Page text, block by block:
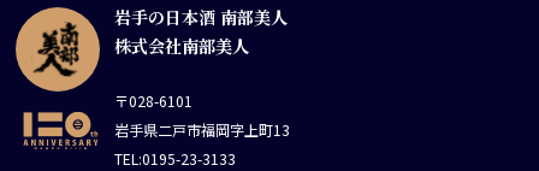
岩手の日本酒 南部美人
株式会社南部美人
〒028-6101
岩手県二戸市福岡字上町13
TEL:0195-23-3133